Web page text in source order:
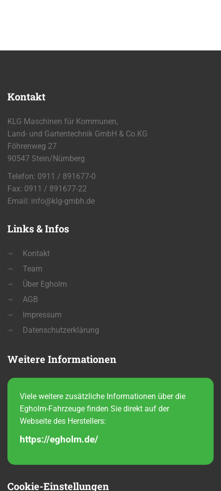
Kontakt
KLG Maschinen für Kommunen,
Land- und Gartentechnik GmbH & Co.KG
Föhrenweg 27
90547 Stein/Nürnberg
Telefon: 0911 / 891677-0
Fax: 0911 / 891677-22
Email: info@klg-gmbh.de
Links& Infos
Kontakt
Team
Über Egholm
AGB
Impressum
Datenschutzerklärung
Weitere Informationen
Viele weitere zusätzliche Informationen über die
Egholm-Fahrzeuge finden Sie direkt auf der
Webseite des Herstellers:
https://egholm.de/
Cookie-Einstellungen